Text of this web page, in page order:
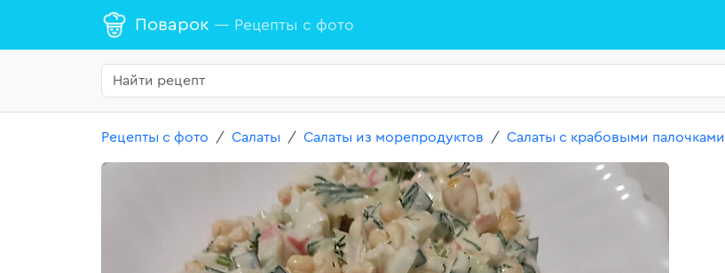
Поварок — Рецепты с фото
Рецепты с фото Салаты Салаты из морепродуктов Салаты с крабовыми палочками